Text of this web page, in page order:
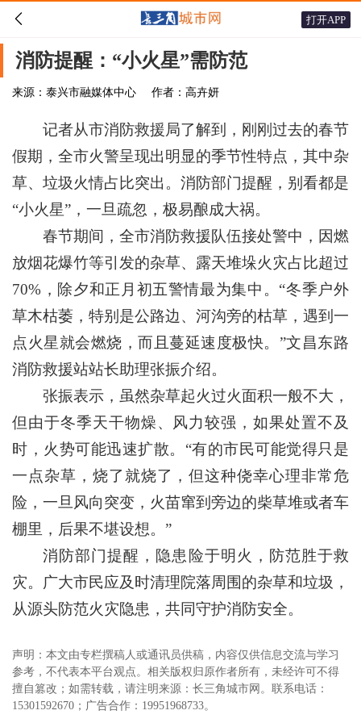
 打开APP
消防提醒：“小火星”需防范
来源：泰兴市融媒体中心 作者：高卉妍
记者从市消防救援局了解到，刚刚过去的春节
假期，全市火警呈现出明显的季节性特点，其中杂
草、垃圾火情占比突出。消防部门提醒，别看都是
“小火星”，一旦疏忽，极易酿成大祸。
春节期间，全市消防救援队伍接处警中，因燃
放烟花爆竹等引发的杂草、露天堆垛火灾占比超过
70%，除夕和正月初五警情最为集中。“冬季户外
草木枯萎，特别是公路边、河沟旁的枯草，遇到一
点火星就会燃烧，而且蔓延速度极快。”文昌东路
消防救援站站长助理张振介绍。
张振表示，虽然杂草起火过火面积一般不大，
但由于冬季天干物燥、风力较强，如果处置不及
时，火势可能迅速扩散。“有的市民可能觉得只是
一点杂草，烧了就烧了，但这种侥幸心理非常危
险，一旦风向突变，火苗窜到旁边的柴草堆或者车
棚里，后果不堪设想。”
消防部门提醒，隐患险于明火，防范胜于救
灾。广大市民应及时清理院落周围的杂草和垃圾，
从源头防范火灾隐患，共同守护消防安全。
声明：本文由专栏撰稿人或通讯员供稿，内容仅供信息交流与学习
参考，不代表本平台观点。相关版权归原作者所有，未经许可不得
擅自篡改；如需转载，请注明来源：长三角城市网。联系电话：
15301592670；广告合作：19951968733。